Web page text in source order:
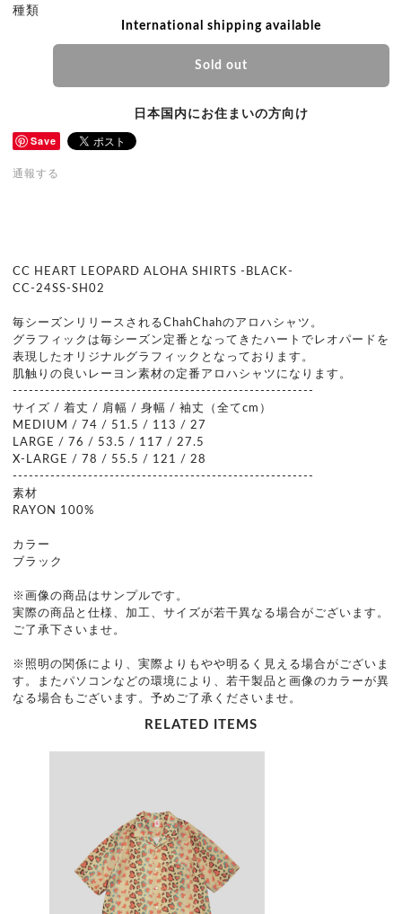
種類
International shipping available
Sold out
日本国内にお住まいの方向け
Save
通報する
CC HEART LEOPARD ALOHA SHIRTS -BLACK-
CC-24SS-SH02
毎シーズンリリースされるChahChahのアロハシャツ。
グラフィックは毎シーズン定番となってきたハートでレオパードを
表現したオリジナルグラフィックとなっております。
肌触りの良いレーヨン素材の定番アロハシャツになります。
--------------------------------------------------------
サイズ / 着丈 / 肩幅 / 身幅 / 袖丈（全てcm）
MEDIUM / 74 / 51.5 / 113 / 27
LARGE / 76 / 53.5 / 117 / 27.5
X-LARGE / 78 / 55.5 / 121 / 28
--------------------------------------------------------
素材
RAYON 100%
カラー
ブラック
※画像の商品はサンプルです。
実際の商品と仕様、加工、サイズが若干異なる場合がございます。
ご了承下さいませ。
※照明の関係により、実際よりもやや明るく見える場合がございま
す。またパソコンなどの環境により、若干製品と画像のカラーが異
なる場合もございます。予めご了承くださいませ。
RELATED ITEMS